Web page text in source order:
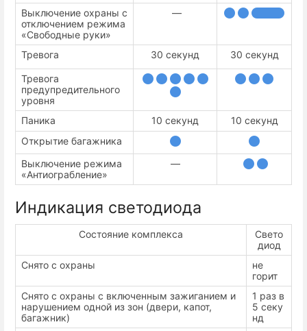
Выключение охраны с
отключением режима
«Свободные руки»
—
Тревога 30 секунд 30 секунд
Тревога
предупредительного
уровня
Паника
10 секунд
10 секунд
Открытие багажника
Выключение режима
«Антиограбление»
—
Индикация светодиода
Состояние комплекса
Свето
диод
Снято с охраны
не
горит
Снято с охраны с включенным зажиганием и
нарушением одной из зон (двери, капот,
багажник)
1 раз в
5 секу
нд